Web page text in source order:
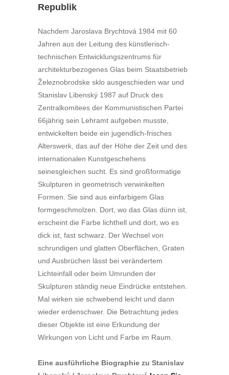
Republik
Nachdem Jaroslava Brychtová 1984 mit 60
Jahren aus der Leitung des künstlerisch-
technischen Entwicklungszentrums für
architekturbezogenes Glas beim Staatsbetrieb
Železnobrodske sklo ausgeschieden war und
Stanislav Libenský 1987 auf Druck des
Zentralkomitees der Kommunistischen Partei
66jährig sein Lehramt aufgeben musste,
entwickelten beide ein jugendlich-frisches
Alterswerk, das auf der Höhe der Zeit und des
internationalen Kunstgeschehens
seinesgleichen sucht. Es sind großformatige
Skulpturen in geometrisch verwinkelten
Formen. Sie sind aus einfarbigem Glas
formgeschmolzen. Dort, wo das Glas dünn ist,
erscheint die Farbe lichthell und dort, wo es
dick ist, fast schwarz. Der Wechsel von
schrundigen und glatten Oberflächen, Graten
und Ausbrüchen lässt bei verändertem
Lichteinfall oder beim Umrunden der
Skulpturen ständig neue Eindrücke entstehen.
Mal wirken sie schwebend leicht und dann
wieder erdenschwer. Die Betrachtung jedes
dieser Objekte ist eine Erkundung der
Wirkungen von Licht und Farbe im Raum.
Eine ausführliche Biographie zu Stanislav